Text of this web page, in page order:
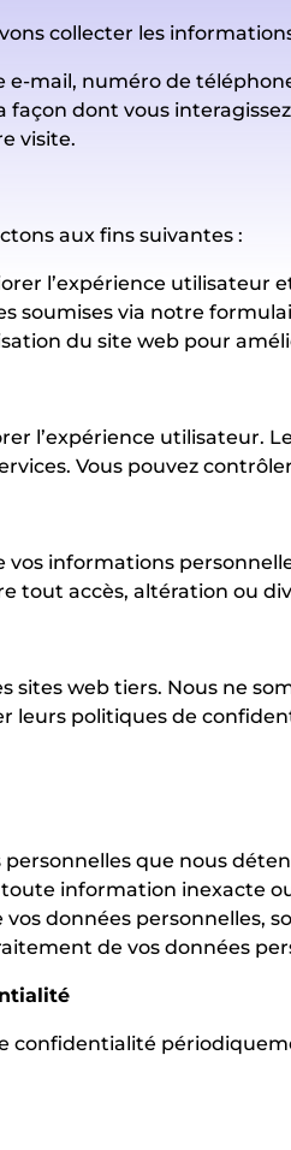
collecter les
e-mail, numéro de
dont vous
visite.
aux fins suivantes :
l’expérience utilisateur
soumises via notre
du site web pour
l’expérience utilisateur.
Vous pouvez
vos informations
tout accès, altération ou
sites web tiers. Nous ne
leurs politiques de
que nous
information inexacte
données personnelles,
de vos données